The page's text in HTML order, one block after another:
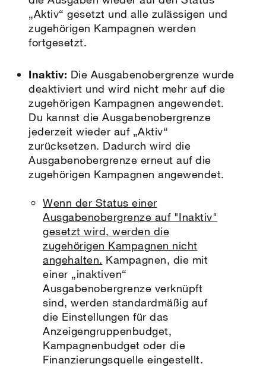
„Aktiv“ gesetzt und alle zulässigen und
zugehörigen Kampagnen werden
fortgesetzt.
Inaktiv: Die Ausgabenobergrenze wurde
deaktiviert und wird nicht mehr auf die
zugehörigen Kampagnen angewendet.
Du kannst die Ausgabenobergrenze
jederzeit wieder auf „Aktiv“
zurücksetzen. Dadurch wird die
Ausgabenobergrenze erneut auf die
zugehörigen Kampagnen angewendet.
Wenn der Status einer
Ausgabenobergrenze auf "Inaktiv"
gesetzt wird, werden die
zugehörigen Kampagnen nicht
angehalten. Kampagnen, die mit
einer „inaktiven“
Ausgabenobergrenze verknüpft
sind, werden standardmäßig auf
die Einstellungen für das
Anzeigengruppenbudget,
Kampagnenbudget oder die
Finanzierungsquelle eingestellt.